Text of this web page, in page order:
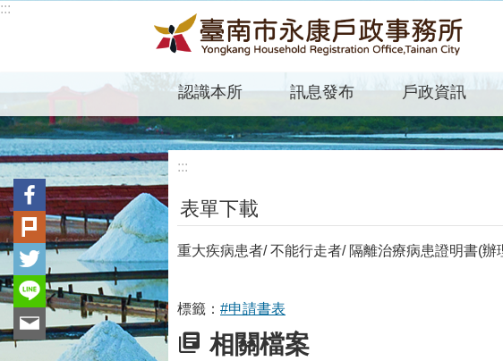
跳到主要內容區塊
:::
認識本所 訊息發布 戶政資訊
:::
表單下載
重大疾病患者/ 不能行走者/ 隔離治療病患證明書(辦
標籤： #申請書表
相關檔案